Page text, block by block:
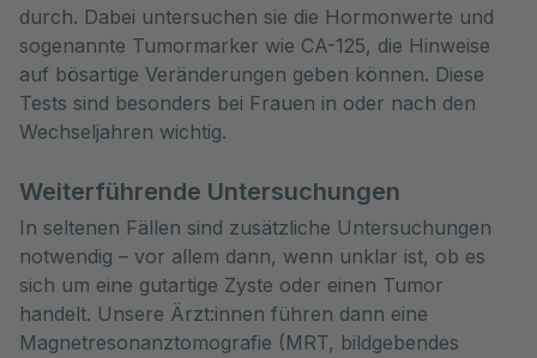
durch. Dabei untersuchen sie die Hormonwerte und
sogenannte Tumormarker wie CA-125, die Hinweise
auf bösartige Veränderungen geben können. Diese
Tests sind besonders bei Frauen in oder nach den
Wechseljahren wichtig.
Weiterführende Untersuchungen
In seltenen Fällen sind zusätzliche Untersuchungen
notwendig – vor allem dann, wenn unklar ist, ob es
sich um eine gutartige Zyste oder einen Tumor
handelt. Unsere Ärzt:innen führen dann eine
Magnetresonanztomografie (MRT, bildgebendes